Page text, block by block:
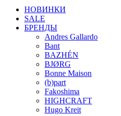
НОВИНКИ
SALE
БРЕНДЫ
Andres Gallardo
Bant
BAZHÉN
BJØRG
Bonne Maison
(b)part
Fakoshima
HIGHCRAFT
Hugo Kreit